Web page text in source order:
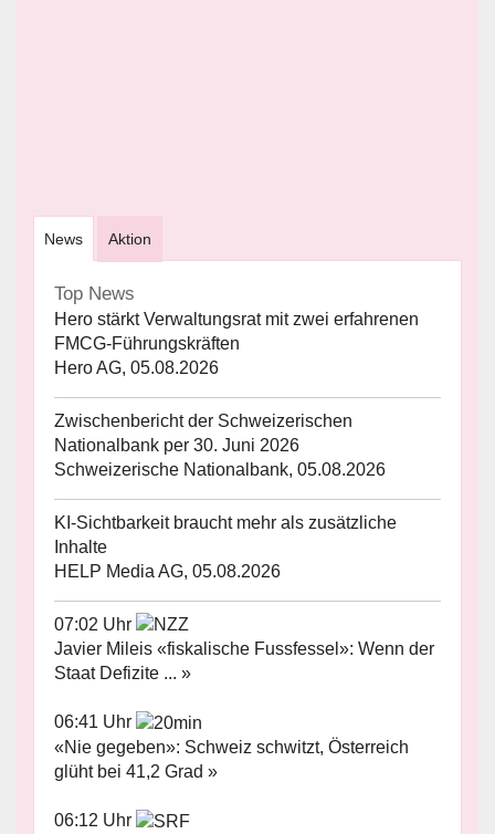
News Aktion
Top News
Hero stärkt Verwaltungsrat mit zwei erfahrenen
FMCG-Führungskräften
Hero AG, 05.08.2026
Zwischenbericht der Schweizerischen
Nationalbank per 30. Juni 2026
Schweizerische Nationalbank, 05.08.2026
KI-Sichtbarkeit braucht mehr als zusätzliche
Inhalte
HELP Media AG, 05.08.2026
07:02 Uhr
Javier Mileis «fiskalische Fussfessel»: Wenn der
Staat Defizite ... »
06:41 Uhr
«Nie gegeben»: Schweiz schwitzt, Österreich
glüht bei 41,2 Grad »
06:12 Uhr